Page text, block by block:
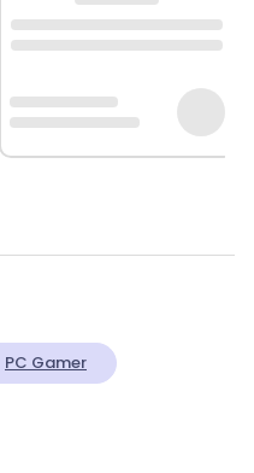
PC Gamer